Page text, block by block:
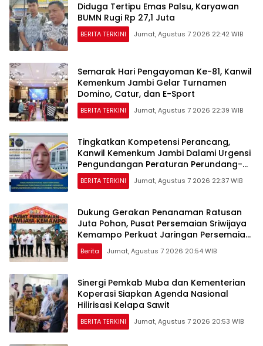
Diduga Tertipu Emas Palsu, Karyawan
BUMN Rugi Rp 27,1 Juta
BERITA TERKINI Jumat, Agustus 7 2026 22:42 WIB
Semarak Hari Pengayoman Ke-81, Kanwil
Kemenkum Jambi Gelar Turnamen
Domino, Catur, dan E-Sport
BERITA TERKINI Jumat, Agustus 7 2026 22:39 WIB
Tingkatkan Kompetensi Perancang,
Kanwil Kemenkum Jambi Dalami Urgensi
Pengundangan Peraturan Perundang-
undangan
BERITA TERKINI Jumat, Agustus 7 2026 22:37 WIB
Dukung Gerakan Penanaman Ratusan
Juta Pohon, Pusat Persemaian Sriwijaya
Kemampo Perkuat Jaringan Persemaian
Nasional*
Berita Jumat, Agustus 7 2026 20:54 WIB
Sinergi Pemkab Muba dan Kementerian
Koperasi Siapkan Agenda Nasional
Hilirisasi Kelapa Sawit
BERITA TERKINI Jumat, Agustus 7 2026 20:53 WIB